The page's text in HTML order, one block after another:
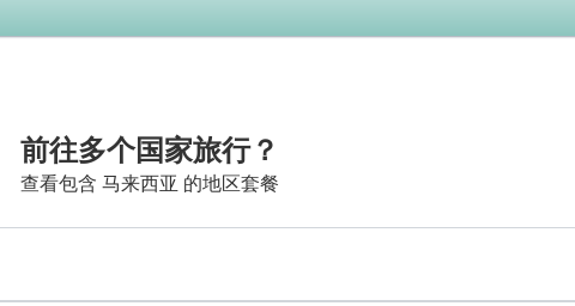
前往多个国家旅行？
查看包含 马来西亚 的地区套餐